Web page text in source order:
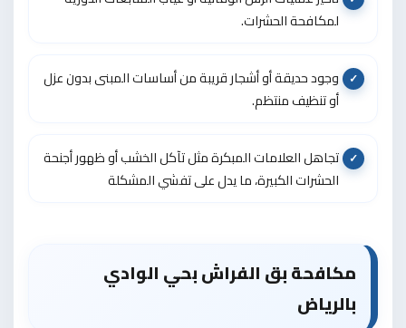
لمكافحة الحشرات.
وجود حديقة أو أشجار قريبة من أساسات المبنى بدون عزل
أو تنظيف منتظم.
تجاهل العلامات المبكرة مثل تآكل الخشب أو ظهور أجنحة
الحشرات الكبيرة، ما يدل على تفشي المشكلة
مكافحة بق الفراش بحي الوادي
بالرياض